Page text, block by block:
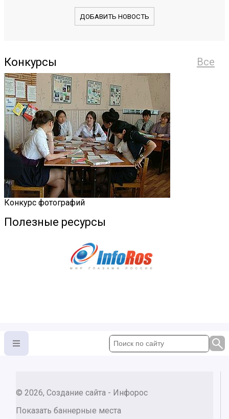
ДОБАВИТЬ НОВОСТЬ
Все
Конкурсы
Конкурс фотографий
Полезные ресурсы
© 2026, Создание сайта - Инфорос
Показать баннерные места